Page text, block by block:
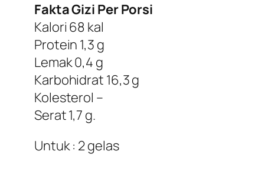
Fakta Gizi Per Porsi
Kalori 68 kal
Protein 1,3 g
Lemak 0,4 g
Karbohidrat 16,3 g
Kolesterol –
Serat 1,7 g.
Untuk : 2 gelas